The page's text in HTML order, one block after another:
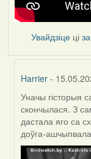
Увайдзіце ці
Harrier -
In
reply
to
by
Feather
Уначы гісторыя
скончылася. З
дастала яго са
доўга-